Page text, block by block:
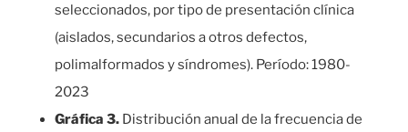
seleccionados, por tipo de presentación clínica
(aislados, secundarios a otros defectos,
polimalformados y síndromes). Período: 1980-
2023
Gráfica 3. Distribución anual de la frecuencia de